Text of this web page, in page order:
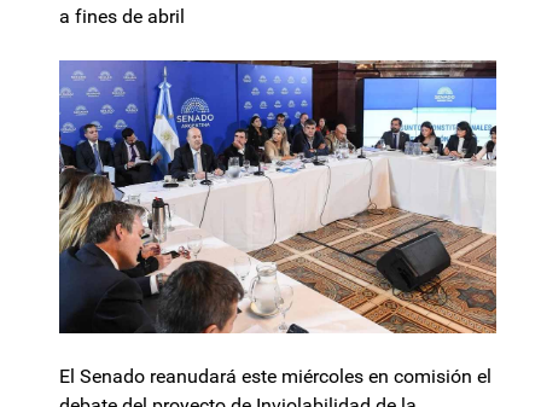
a fines de abril
El Senado reanudará este miércoles en comisión el